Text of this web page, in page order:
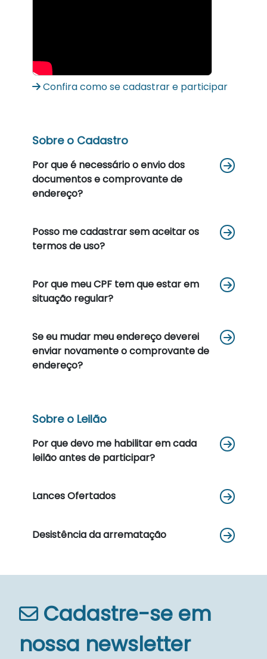
Confira como se cadastrar e participar
Sobre o Cadastro
Por que é necessário o envio dos
documentos e comprovante de
endereço?
Posso me cadastrar sem aceitar os
termos de uso?
Por que meu CPF tem que estar em
situação regular?
Se eu mudar meu endereço deverei
enviar novamente o comprovante de
endereço?
Sobre o Leilão
Por que devo me habilitar em cada
leilão antes de participar?
Lances Ofertados
Desistência da arrematação
Cadastre-se em
nossa newsletter